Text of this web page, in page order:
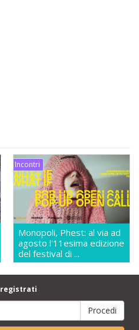
Incontri
Monopoli, Phest: al via ad
agosto l'11esima edizione
del festival di ...
registrati